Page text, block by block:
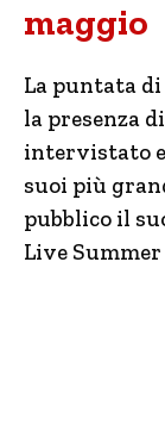
maggio
La puntata
la presenza di
intervistato
suoi più
pubblico il
Live Summer